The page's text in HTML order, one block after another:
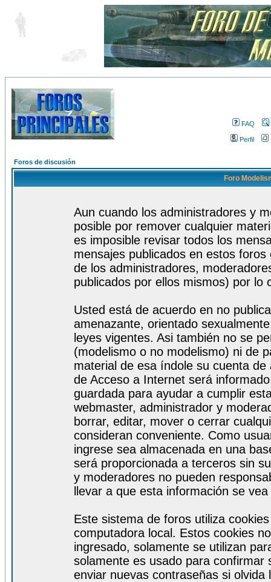
FAQ
Perfil
Foros de discusión
Foro
Aun cuando los administradores y
posible por remover cualquier
es imposible revisar todos los
mensajes publicados en estos
de los administradores,
publicados por ellos mismos) por lo
Usted está de acuerdo en no
amenazante, orientado
leyes vigentes. Asi también no se
(modelismo o no modelismo) ni de
material de esa índole su cuenta
de Acceso a Internet será
guardada para ayudar a cumplir
webmaster, administrador y
borrar, editar, mover o cerrar
consideran conveniente. Como
ingrese sea almacenada en una
será proporcionada a terceros sin
y moderadores no pueden
llevar a que esta información se
Este sistema de foros utiliza
computadora local. Estos cookies
ingresado, solamente se utilizan
solamente es usado para
enviar nuevas contraseñas si olvida